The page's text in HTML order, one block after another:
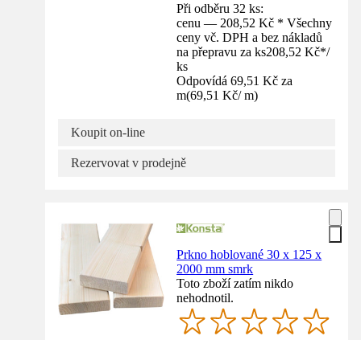
Při odběru 32 ks:
cenu — 208,52 Kč * Všechny
ceny vč. DPH a bez nákladů
na přepravu za ks208,52 Kč*/
ks
Odpovídá 69,51 Kč za
m(69,51 Kč/ m)
Koupit on-line
Rezervovat v prodejně
Prkno hoblované 30 x 125 x
2000 mm smrk
Toto zboží zatím nikdo
nehodnotil.